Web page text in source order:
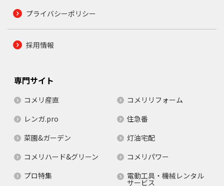
プライバシーポリシー
採用情報
専門サイト
コメリ産直
コメリリフォーム
レンガ.pro
住急番
菜園&ガーデン
灯油宅配
コメリハード&グリーン
コメリパワー
プロ特集
電動工具・機械レンタル
サービス